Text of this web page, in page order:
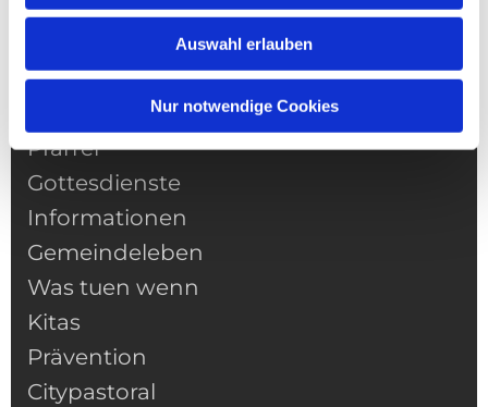
Auswahl erlauben
Nur notwendige Cookies
NAVIGATION
Pfarrei
Gottesdienste
Informationen
Gemeindeleben
Was tuen wenn
Kitas
Prävention
Citypastoral